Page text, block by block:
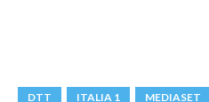
DTT ITALIA 1 MEDIASET